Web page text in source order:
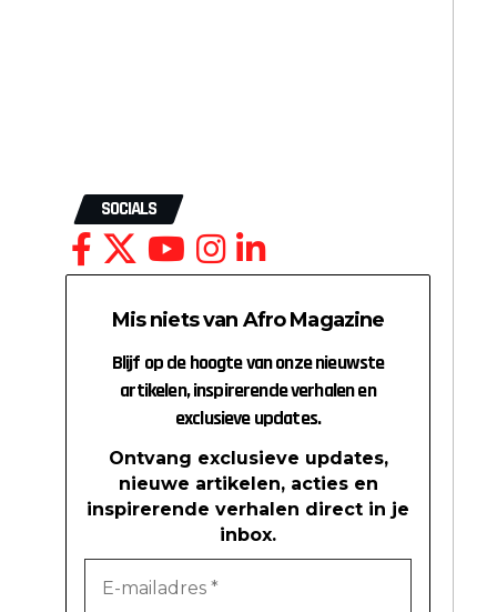
SOCIALS
Mis niets van Afro Magazine
Blijf op de hoogte van onze nieuwste
artikelen, inspirerende verhalen en
exclusieve updates.
Ontvang exclusieve updates,
nieuwe artikelen, acties en
inspirerende verhalen direct in je
inbox.